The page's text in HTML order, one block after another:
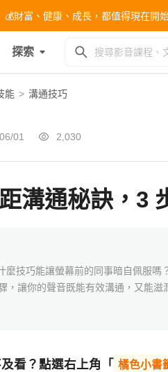
💰財富、健康、成長，都值得現在開
探索
能 > 溝通技巧
01 2,030
溝通秘訣，3
麼技巧能讓螢幕前的同事暗自佩服嗎
，讓你的聲音既能有效溝通，又能滋
看？點選右上角「 橘色小書